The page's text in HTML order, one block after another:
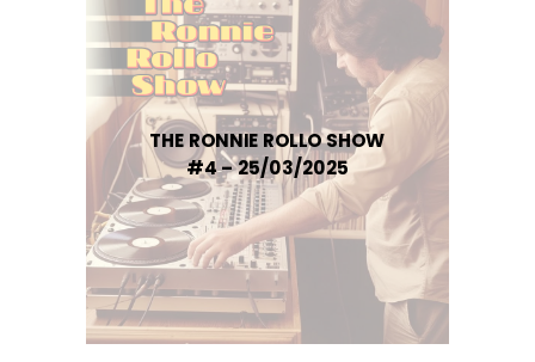
THE RONNIE ROLLO SHOW
#4 – 25/03/2025